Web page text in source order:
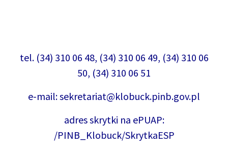
tel. (34) 310 06 48, (34) 310 06 49, (34) 310 06
50, (34) 310 06 51
e-mail:sekretariat@klobuck.pinb.gov.pl
adres skrytki na ePUAP:
/PINB_Klobuck/SkrytkaESP